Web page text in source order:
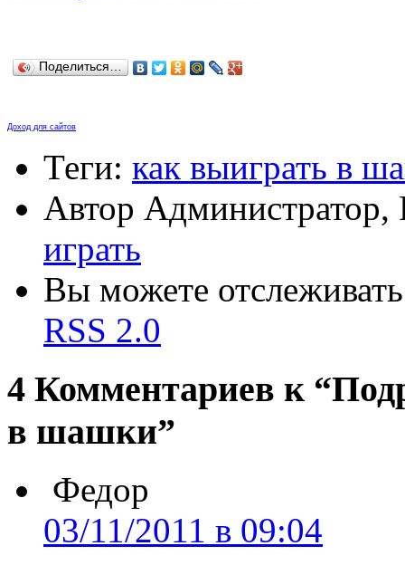
Поделиться…
Доход для сайтов
Теги: как выиграть в
Автор
играть
Вы можете отслеживать
RSS 2.0
4 Комментариев к
в шашки”
Федор
03/11/2011 в 09:04